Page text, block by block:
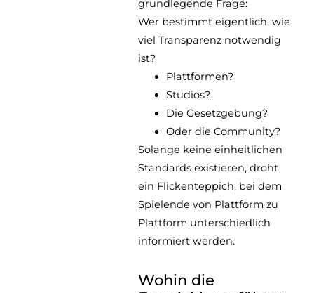
grundlegende Frage:
Wer bestimmt eigentlich, wie
viel Transparenz notwendig
ist?
Plattformen?
Studios?
Die Gesetzgebung?
Oder die Community?
Solange keine einheitlichen
Standards existieren, droht
ein Flickenteppich, bei dem
Spielende von Plattform zu
Plattform unterschiedlich
informiert werden.
Wohin die